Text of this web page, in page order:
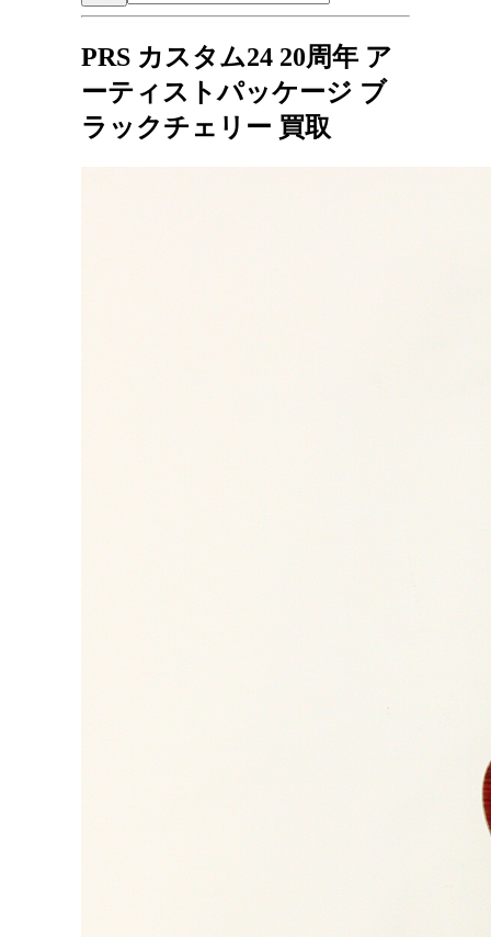
PRS カスタム24 20周年 ア
ーティストパッケージ ブ
ラックチェリー 買取